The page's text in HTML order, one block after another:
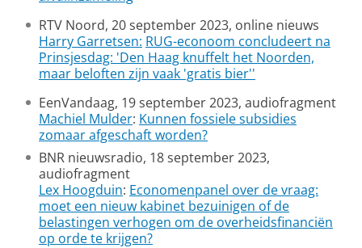
RTV Noord, 20 september 2023, online nieuws
Harry Garretsen: RUG-econoom concludeert na
Prinsjesdag: 'Den Haag knuffelt het Noorden,
maar beloften zijn vaak 'gratis bier''
EenVandaag, 19 september 2023, audiofragment
Machiel Mulder: Kunnen fossiele subsidies
zomaar afgeschaft worden?
BNR nieuwsradio, 18 september 2023,
audiofragment
Lex Hoogduin: Economenpanel over de vraag:
moet een nieuw kabinet bezuinigen of de
belastingen verhogen om de overheidsfinanciën
op orde te krijgen?